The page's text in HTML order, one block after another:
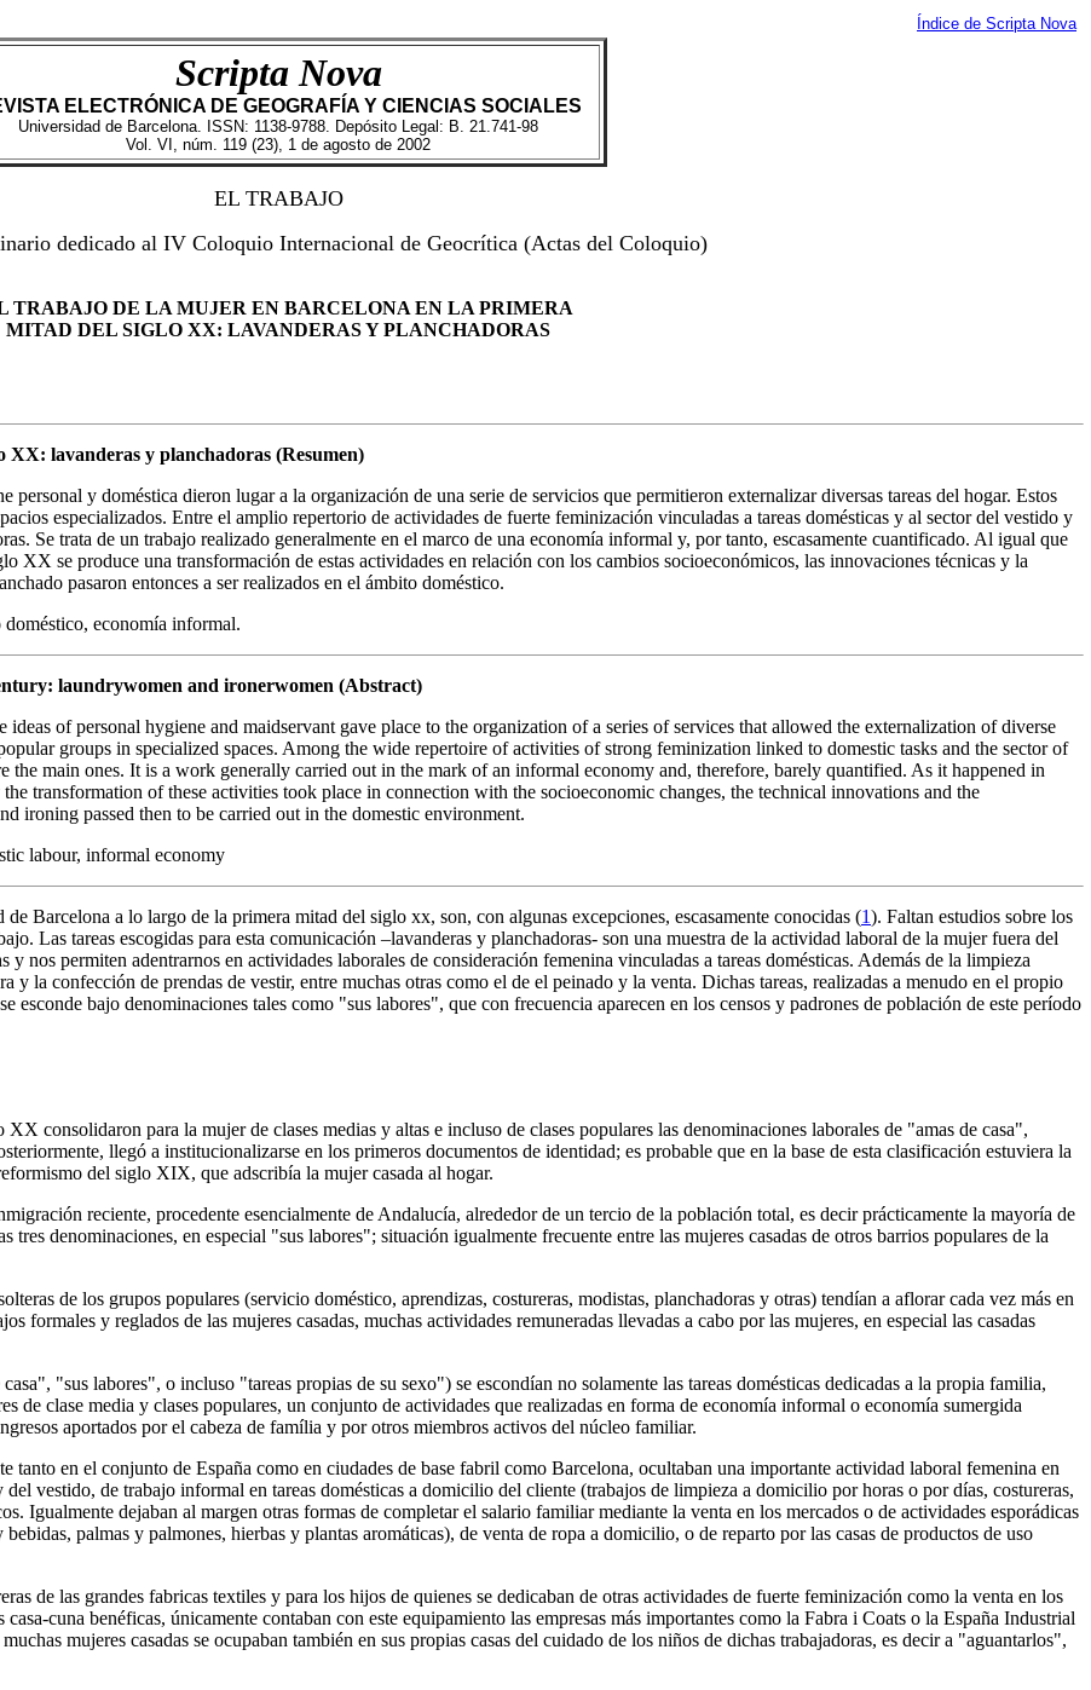
Índice de Scripta Nova
Scripta Nova
ELECTRÓNICA DE GEOGRAFÍA Y CIENCIAS SOCIALES
Universidad de Barcelona. ISSN: 1138-9788. Depósito Legal: B. 21.741-98
Vol. VI, núm. 119 (23), 1 de agosto de 2002
EL TRABAJO
dedicado al IV Coloquio Internacional de Geocrítica (Actas del Coloquio)
TRABAJO DE LA MUJER EN BARCELONA EN LA PRIMERA
MITAD DEL SIGLO XX: LAVANDERAS Y PLANCHADORAS
lavanderas y planchadoras (Resumen)
y doméstica dieron lugar a la organización de una serie de servicios que permitieron externalizar diversas tareas del hogar. Estos
especializados. Entre el amplio repertorio de actividades de fuerte feminización vinculadas a tareas domésticas y al sector del vestido y
Se trata de un trabajo realizado generalmente en el marco de una economía informal y, por tanto, escasamente cuantificado. Al igual que
XX se produce una transformación de estas actividades en relación con los cambios socioeconómicos, las innovaciones técnicas y la
pasaron entonces a ser realizados en el ámbito doméstico.
economía informal.
laundrywomen and ironerwomen (Abstract)
of personal hygiene and maidservant gave place to the organization of a series of services that allowed the externalization of diverse
groups in specialized spaces. Among the wide repertoire of activities of strong feminization linked to domestic tasks and the sector of
the main ones. It is a work generally carried out in the mark of an informal economy and, therefore, barely quantified. As it happened in
transformation of these activities took place in connection with the socioeconomic changes, the technical innovations and the
ironing passed then to be carried out in the domestic environment.
labour, informal economy
Barcelona a lo largo de la primera mitad del siglo xx, son, con algunas excepciones, escasamente conocidas (1). Faltan estudios sobre los
Las tareas escogidas para esta comunicación –lavanderas y planchadoras- son una muestra de la actividad laboral de la mujer fuera del
nos permiten adentrarnos en actividades laborales de consideración femenina vinculadas a tareas domésticas. Además de la limpieza
y la confección de prendas de vestir, entre muchas otras como el de el peinado y la venta. Dichas tareas, realizadas a menudo en el propio
bajo denominaciones tales como "sus labores", que con frecuencia aparecen en los censos y padrones de población de este período
consolidaron para la mujer de clases medias y altas e incluso de clases populares las denominaciones laborales de "amas de casa",
llegó a institucionalizarse en los primeros documentos de identidad; es probable que en la base de esta clasificación estuviera la
del siglo XIX, que adscribía la mujer casada al hogar.
reciente, procedente esencialmente de Andalucía, alrededor de un tercio de la población total, es decir prácticamente la mayoría de
tres denominaciones, en especial "sus labores"; situación igualmente frecuente entre las mujeres casadas de otros barrios populares de la
de los grupos populares (servicio doméstico, aprendizas, costureras, modistas, planchadoras y otras) tendían a aflorar cada vez más en
formales y reglados de las mujeres casadas, muchas actividades remuneradas llevadas a cabo por las mujeres, en especial las casadas
"sus labores", o incluso "tareas propias de su sexo") se escondían no solamente las tareas domésticas dedicadas a la propia familia,
de clase media y clases populares, un conjunto de actividades que realizadas en forma de economía informal o economía sumergida
aportados por el cabeza de família y por otros miembros activos del núcleo familiar.
tanto en el conjunto de España como en ciudades de base fabril como Barcelona, ocultaban una importante actividad laboral femenina en
vestido, de trabajo informal en tareas domésticas a domicilio del cliente (trabajos de limpieza a domicilio por horas o por días, costureras,
Igualmente dejaban al margen otras formas de completar el salario familiar mediante la venta en los mercados o de actividades esporádicas
palmas y palmones, hierbas y plantas aromáticas), de venta de ropa a domicilio, o de reparto por las casas de productos de uso
de las grandes fabricas textiles y para los hijos de quienes se dedicaban de otras actividades de fuerte feminización como la venta en los
cuna benéficas, únicamente contaban con este equipamiento las empresas más importantes como la Fabra i Coats o la España Industrial
mujeres casadas se ocupaban también en sus propias casas del cuidado de los niños de dichas trabajadoras, es decir a "aguantarlos",